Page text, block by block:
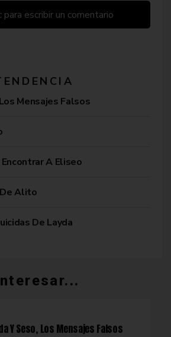
para escribir un comentario
Mensajes Falsos
A Eliseo
Alito
De Layda
Y Seso, Los Mensajes Falsos